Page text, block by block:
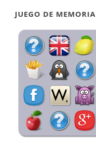
JUEGO DE MEMORIA